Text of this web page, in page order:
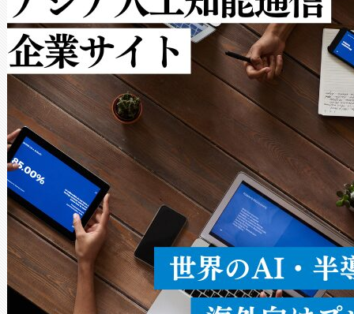
ルの変電所周囲を監視でき、
作業と点群処理を簡素化でき
Avia 2は、2種類のFOVオプシ
× 80°のノーマルモード、長
ードを切り替えて使用するこ
ることなく、単一のデバイス
うにします。遠距離まで届く
密度なスキャ […]